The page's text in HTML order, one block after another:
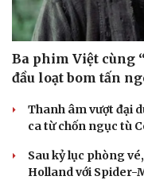
Ba phim Việt cùng
đầu loạt bom tấn
Thanh âm vượt đại
ca từ chốn ngục tù
Sau kỷ lục phòng
Holland với Spider-